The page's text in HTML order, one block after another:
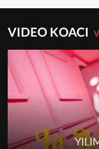
VIDEO KOACI